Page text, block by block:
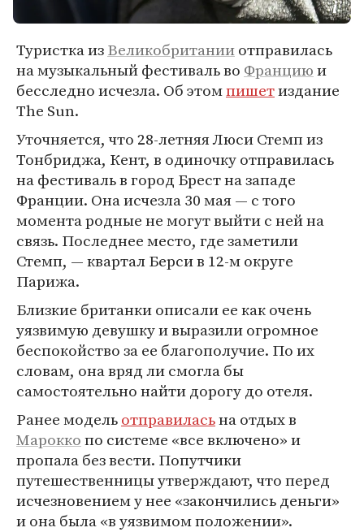
Туристка изВеликобританииотправилась
на музыкальный фестиваль во Франциюи
бесследно исчезла. Об этомпишетиздание
The Sun.
Уточняется, что 28-летняя Люси Стемп из
Тонбриджа, Кент, в одиночку отправилась
на фестиваль в город Брест на западе
Франции. Она исчезла 30 мая — с того
момента родные не могут выйти с ней на
связь. Последнее место, где заметили
Стемп, — квартал Берси в 12-м округе
Парижа.
Близкие британки описали ее как очень
уязвимую девушку и выразили огромное
беспокойство за ее благополучие. По их
словам, она вряд ли смогла бы
самостоятельно найти дорогу до отеля.
Ранее модельотправиласьна отдых в
Мароккопо системе «все включено» и
пропала без вести. Попутчики
путешественницы утверждают, что перед
исчезновением у нее «закончились деньги»
и она была «в уязвимом положении».